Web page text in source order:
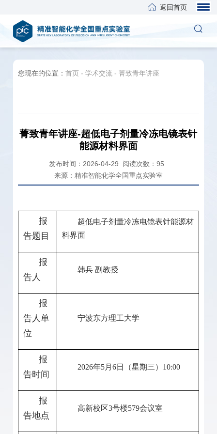
返回首页
您现在的位置： 首页- 学术交流- 菁致青年讲座
菁致青年讲座-超低电子剂量冷冻电镜表针
能源材料界面
发布时间：2026-04-29 阅读次数： 95
来源：精准智能化学全国重点实验室
报
告题目
超低电子剂量冷冻电镜表针能源材
料界面
报
告人
韩兵 副教授
报
告人单
位
宁波东方理工大学
报
告时间
2026年5月 6日（星期三） 10:00
报
告地点
高新校区3号楼579会议室